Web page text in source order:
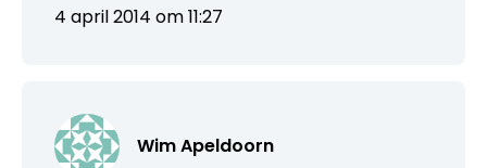
4 april 2014 om 11:27
Wim Apeldoorn